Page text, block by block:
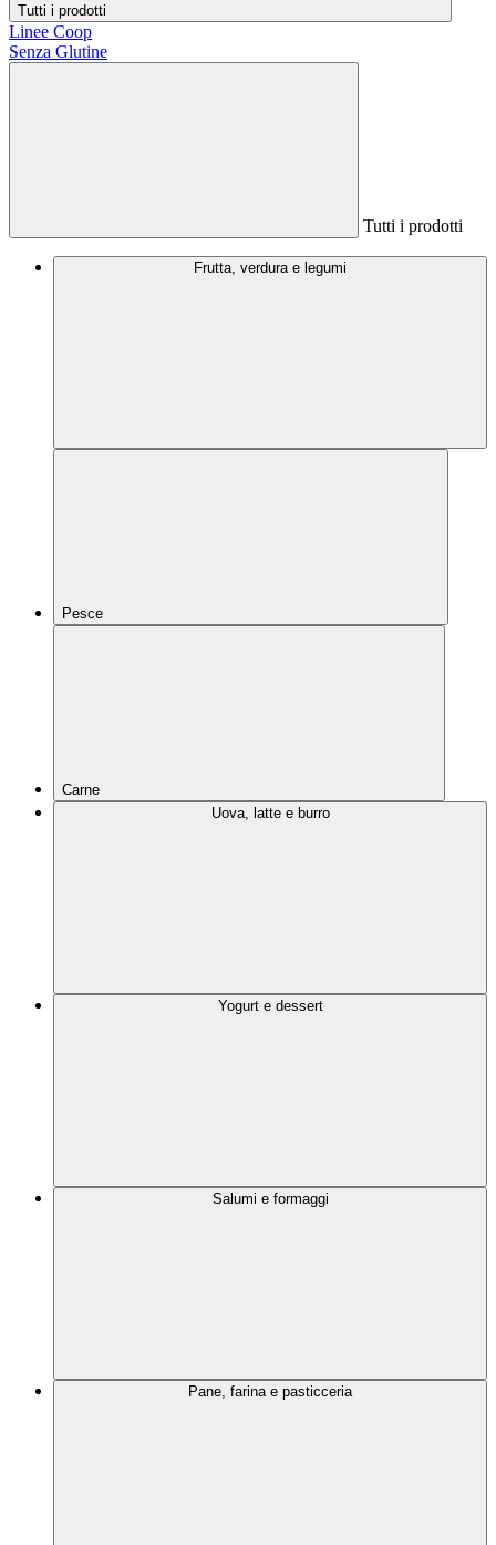
Tutti i prodotti
Linee Coop
Senza Glutine
Tutti i prodotti
Frutta, verdura e legumi
Pesce
Carne
Uova, latte e burro
Yogurt e dessert
Salumi e formaggi
Pane, farina e pasticceria